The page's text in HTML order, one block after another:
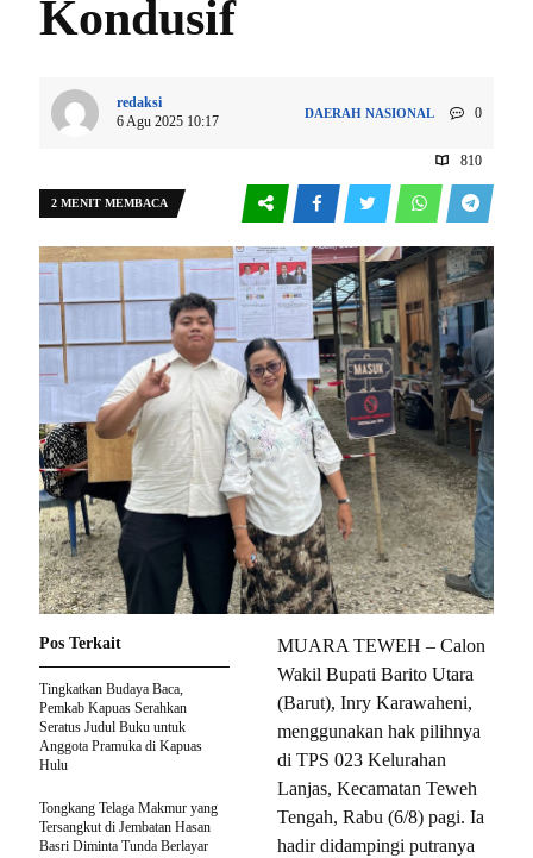
Kondusif
redaksi
6 Agu 2025 10:17
DAERAH NASIONAL 0
810
2 MENIT MEMBACA
MUARA TEWEH – Calon
Wakil Bupati Barito Utara
(Barut), Inry Karawaheni,
menggunakan hak pilihnya
di TPS 023 Kelurahan
Lanjas, Kecamatan Teweh
Tengah, Rabu (6/8) pagi. Ia
hadir didampingi putranya
Pos Terkait
Tingkatkan Budaya Baca,
Pemkab Kapuas Serahkan
Seratus Judul Buku untuk
Anggota Pramuka di Kapuas
Hulu
Tongkang Telaga Makmur yang
Tersangkut di Jembatan Hasan
Basri Diminta Tunda Berlayar